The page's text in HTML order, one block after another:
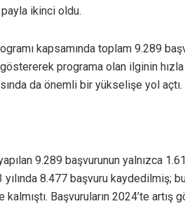
ikinci oldu.
kapsamında toplam 9.289
programa olan ilginin hızla
da önemli bir yükselişe yol açtı.
9.289 başvurunun yalnızca
8.477 başvuru kaydedilmiş;
Başvuruların 2024’te artış